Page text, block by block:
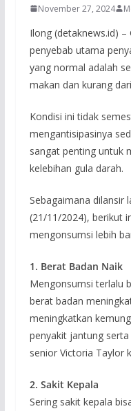
November 27, 2024
Ilong (detaknews.id)
penyebab utama
yang normal adalah
makan dan kurang
Kondisi ini tidak
mengantisipasinya
sangat penting untuk
kelebihan gula darah.
Sebagaimana dilansir
(21/11/2024), berikut
mengonsumsi lebih
1. Berat Badan Naik
Mengonsumsi terlalu
berat badan
meningkatkan
penyakit jantung
senior Victoria Taylor
2. Sakit Kepala
Sering sakit kepala